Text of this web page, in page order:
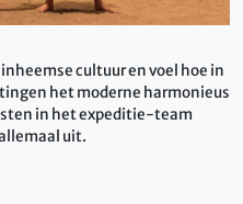
cultuur en voel hoe in
het moderne harmonieus
in het expeditie-team
uit.